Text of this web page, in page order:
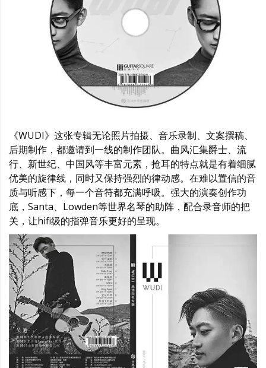
《WUDI》这张专辑无论照片拍摄、音乐录制、文案撰稿、
后期制作，都邀请到一线的制作团队。曲风汇集爵士、流
行、新世纪、中国风等丰富元素，抢耳的特点就是有着细腻
优美的旋律线，同时又保持强烈的律动感。在难以置信的音
质与听感下，每一个音符都充满呼吸。强大的演奏创作功
底，Santa、Lowden等世界名琴的助阵，配合录音师的把
关，让hifi级的指弹音乐更好的呈现。